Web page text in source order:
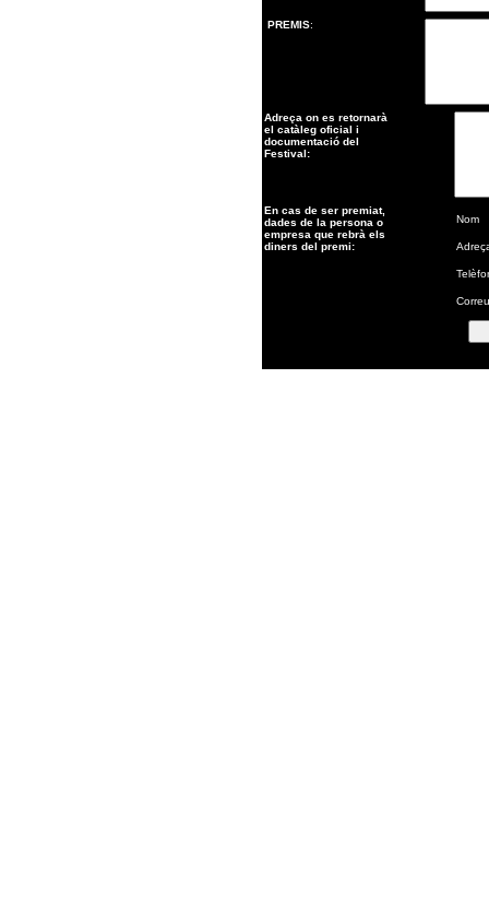
PREMIS:
Adreça on es retornarà
el catàleg oficial i
documentació del
Festival:
En cas de ser premiat,
dades de la persona o
empresa que rebrà els
diners del premi:
Nom